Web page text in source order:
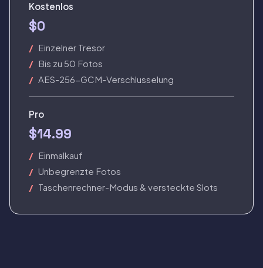
Kostenlos
$0
Einzelner Tresor
Bis zu 50 Fotos
AES-256-GCM-Verschlusselung
Pro
$14.99
Einmalkauf
Unbegrenzte Fotos
Taschenrechner-Modus & versteckte Slots